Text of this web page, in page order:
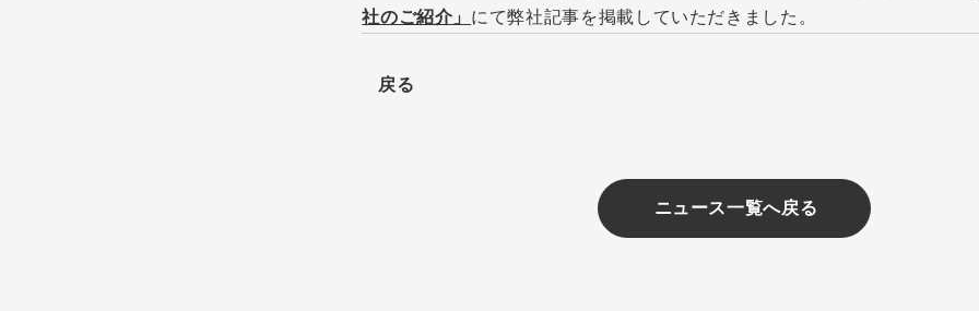
社のご紹介」 にて弊社記事を掲載していただきました。
戻る
ニュース一覧へ戻る